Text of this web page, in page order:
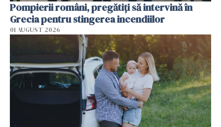
Pompierii români, pregătiţi să intervină în
Grecia pentru stingerea incendiilor
01 AUGUST 2026